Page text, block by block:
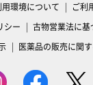
用環境について
ご利
シー
古物営業法に基
医薬品の販売に関